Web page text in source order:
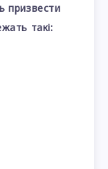
призвести
такі: